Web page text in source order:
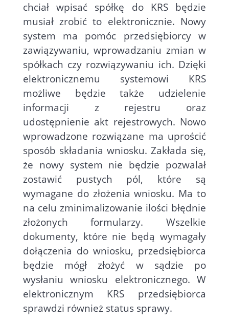
chciał wpisać spółkę do KRS będzie
musiał zrobić to elektronicznie. Nowy
system ma pomóc przedsiębiorcy w
zawiązywaniu, wprowadzaniu zmian w
spółkach czy rozwiązywaniu ich. Dzięki
elektronicznemu systemowi KRS
możliwe będzie także udzielenie
informacji z rejestru oraz
udostępnienie akt rejestrowych. Nowo
wprowadzone rozwiązane ma uprościć
sposób składania wniosku. Zakłada się,
że nowy system nie będzie pozwalał
zostawić pustych pól, które są
wymagane do złożenia wniosku. Ma to
na celu zminimalizowanie ilości błędnie
złożonych formularzy. Wszelkie
dokumenty, które nie będą wymagały
dołączenia do wniosku, przedsiębiorca
będzie mógł złożyć w sądzie po
wysłaniu wniosku elektronicznego. W
elektronicznym KRS przedsiębiorca
sprawdzi również status sprawy.